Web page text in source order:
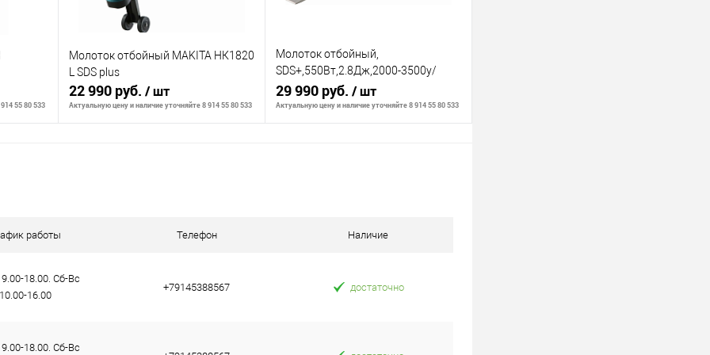
55 80 533
Молоток отбойный MAKITA HК1820
L SDS plus
22 990 руб. / шт
Актуальную цену и наличие уточняйте 8 914 55 80 533
В наличии
Молоток отбойный,
SDS+,550Вт,2.8Дж,2000-3500у/
м,3.1кг,кейс
29 990 руб. / шт
Актуальную цену и наличие уточняйте 8 914 55 80 533
В избранное
работы Телефон Наличие
18.00. Сб-Вс
10.00-16.00
+79145388567 достаточно
18.00. Сб-Вс